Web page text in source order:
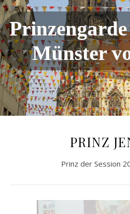
Münster
PRINZ
Prinz der Session